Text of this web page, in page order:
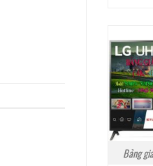
Bảng